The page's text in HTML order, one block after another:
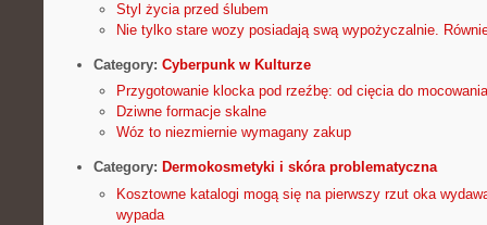
Styl życia przed ślubem
Nie tylko stare wozy posiadają swą wypożyczalnie.
Category: Cyberpunk w Kulturze
Przygotowanie klocka pod rzeźbę: od cięcia do mocowania
Dziwne formacje skalne
Wóz to niezmiernie wymagany zakup
Category: Dermokosmetyki i skóra problematyczna
Kosztowne katalogi mogą się na pierwszy rzut oka
wypada